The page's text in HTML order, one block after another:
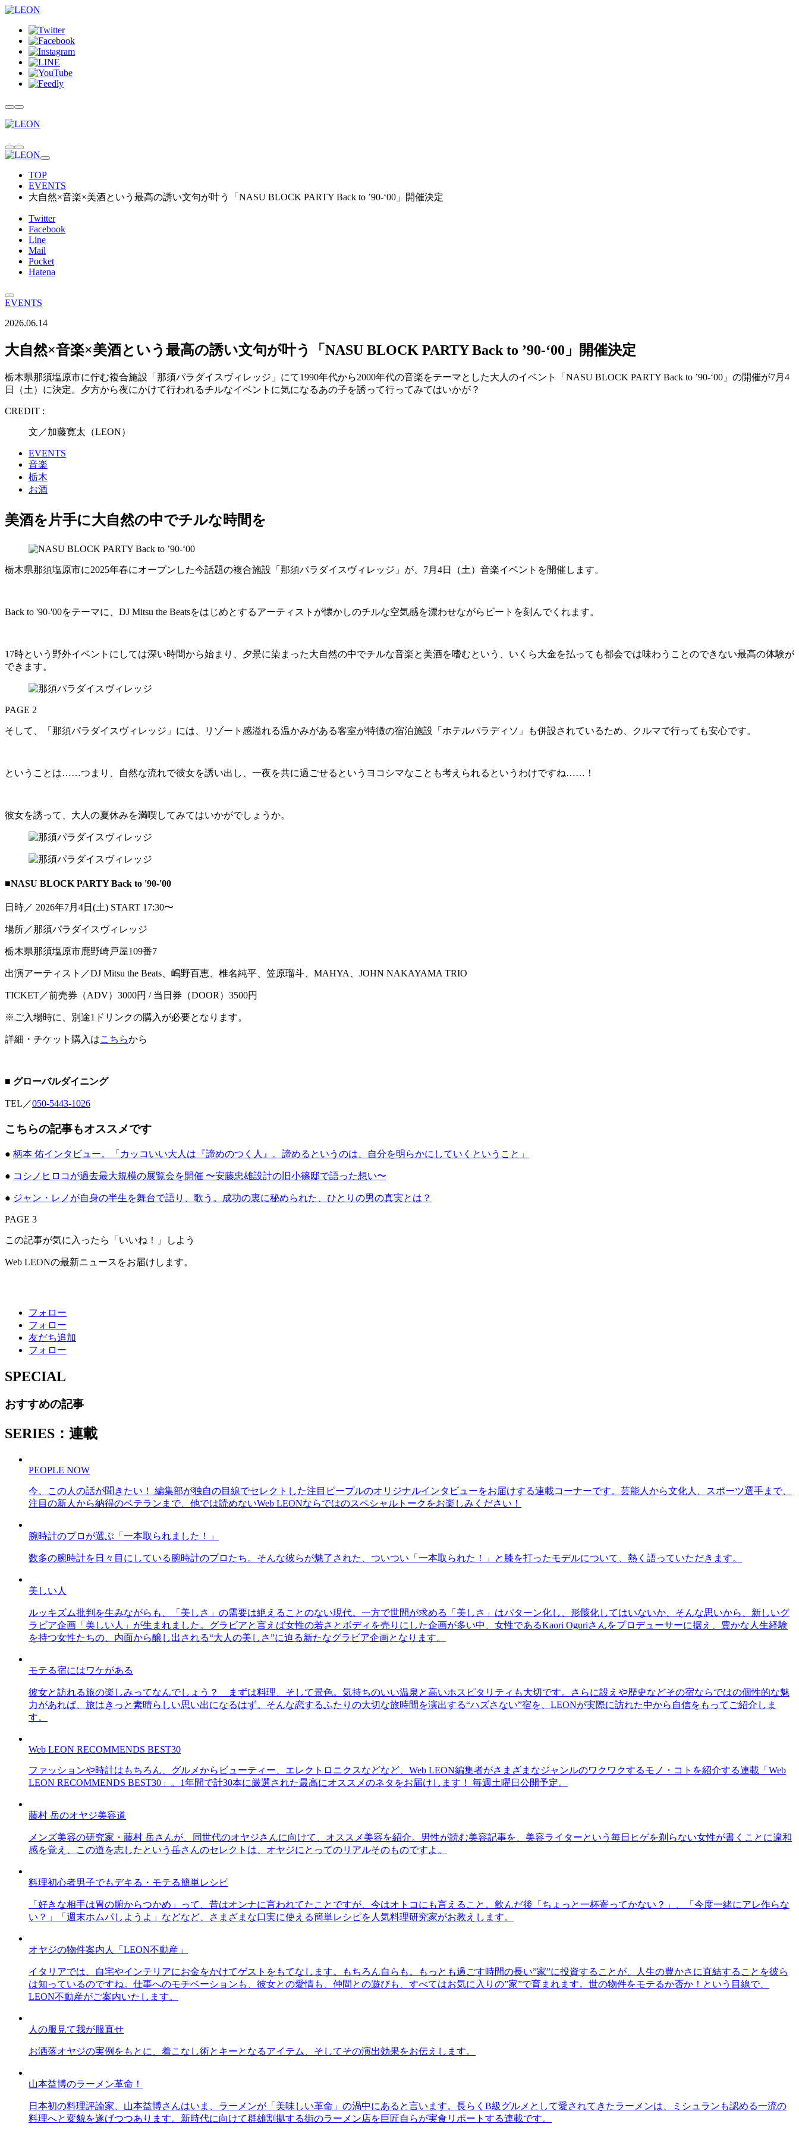
TOP
EVENTS
大自然×音楽×美酒という最高の誘い文句が叶う「NASU BLOCK PARTY Back to ’90-‘00」開催決定
Twitter
Facebook
Line
Mail
Pocket
Hatena
EVENTS
2026.06.14
大自然×音楽×美酒という最高の誘い文句が叶う「NASU BLOCK PARTY Back to ’90-‘00」開催決定
栃木県那須塩原市に佇む複合施設「那須パラダイスヴィレッジ」にて1990年代から2000年代の音楽をテーマとした大人のイベント「NASU BLOCK PARTY Back to ’90-‘00」の開催が7月4
日（土）に決定。夕方から夜にかけて行われるチルなイベントに気になるあの子を誘って行ってみてはいかが？
CREDIT :
文／加藤寛太（LEON）
EVENTS
音楽
栃木
お酒
美酒を片手に大自然の中でチルな時間を
栃木県那須塩原市に2025年春にオープンした今話題の複合施設「那須パラダイスヴィレッジ」が、7月4日（土）音楽イベントを開催します。
Back to '90-'00をテーマに、DJ Mitsu the Beatsをはじめとするアーティストが懐かしのチルな空気感を漂わせながらビートを刻んでくれます。
17時という野外イベントにしては深い時間から始まり、夕景に染まった大自然の中でチルな音楽と美酒を嗜むという、いくら大金を払っても都会では味わうことのできない最高の体験が
できます。
PAGE 2
そして、「那須パラダイスヴィレッジ」には、リゾート感溢れる温かみがある客室が特徴の宿泊施設「ホテルパラディソ」も併設されているため、クルマで行っても安心です。
ということは……つまり、自然な流れで彼女を誘い出し、一夜を共に過ごせるというヨコシマなことも考えられるというわけですね……！
彼女を誘って、大人の夏休みを満喫してみてはいかがでしょうか。
■NASU BLOCK PARTY Back to '90-'00
日時／ 2026年7月4日(土) START 17:30〜
場所／那須パラダイスヴィレッジ
栃木県那須塩原市鹿野崎戸屋109番7
出演アーティスト／DJ Mitsu the Beats、嶋野百恵、椎名純平、笠原瑠斗、MAHYA、JOHN NAKAYAMA TRIO
TICKET／前売券（ADV）3000円 / 当日券（DOOR）3500円
※ご入場時に、別途1ドリンクの購入が必要となります。
詳細・チケット購入はこちらから
■ グローバルダイニング
TEL／050-5443-1026
こちらの記事もオススメです
● 柄本 佑インタビュー。「カッコいい大人は『諦めのつく人』。諦めるというのは、自分を明らかにしていくということ」
● コシノヒロコが過去最大規模の展覧会を開催 〜安藤忠雄設計の旧小篠邸で語った想い〜
● ジャン・レノが自身の半生を舞台で語り、歌う。成功の裏に秘められた、ひとりの男の真実とは？
PAGE 3
この記事が気に入ったら「いいね！」しよう
Web LEONの最新ニュースをお届けします。
フォロー
フォロー
友だち追加
フォロー
SPECIAL
おすすめの記事
SERIES：連載
PEOPLE NOW
今、この人の話が聞きたい！ 編集部が独自の目線でセレクトした注目ピープルのオリジナルインタビューをお届けする連載コーナーです。芸能人から文化人、スポーツ選手まで、
注目の新人から納得のベテランまで、他では読めないWeb LEONならではのスペシャルトークをお楽しみください！
腕時計のプロが選ぶ「一本取られました！」
数多の腕時計を日々目にしている腕時計のプロたち。そんな彼らが魅了された、ついつい「一本取られた！」と膝を打ったモデルについて、熱く語っていただきます。
美しい人
ルッキズム批判を生みながらも、「美しさ」の需要は絶えることのない現代。一方で世間が求める「美しさ」はパターン化し、形骸化してはいないか、そんな思いから、新しいグ
ラビア企画「美しい人」が生まれました。グラビアと言えば女性の若さとボディを売りにした企画が多い中、女性であるKaori Oguriさんをプロデューサーに据え、豊かな人生経験
を持つ女性たちの、内面から醸し出される“大人の美しさ”に迫る新たなグラビア企画となります。
モテる宿にはワケがある
彼女と訪れる旅の楽しみってなんでしょう？ まずは料理、そして景色。気持ちのいい温泉と高いホスピタリティも大切です。さらに設えや歴史などその宿ならではの個性的な魅
力があれば、旅はきっと素晴らしい思い出になるはず。そんな恋するふたりの大切な旅時間を演出する“ハズさない”宿を、LEONが実際に訪れた中から自信をもってご紹介しま
す。
Web LEON RECOMMENDS BEST30
ファッションや時計はもちろん、グルメからビューティー、エレクトロニクスなどなど、Web LEON編集者がさまざまなジャンルのワクワクするモノ・コトを紹介する連載「Web
LEON RECOMMENDS BEST30」。1年間で計30本に厳選された最高にオススメのネタをお届けします！ 毎週土曜日公開予定。
藤村 岳のオヤジ美容道
メンズ美容の研究家・藤村 岳さんが、同世代のオヤジさんに向けて、オススメ美容を紹介。男性が読む美容記事を、美容ライターという毎日ヒゲを剃らない女性が書くことに違和
感を覚え、この道を志したという岳さんのセレクトは、オヤジにとってのリアルそのものですよ。
料理初心者男子でもデキる・モテる簡単レシピ
「好きな相手は胃の腑からつかめ」って、昔はオンナに言われてたことですが、今はオトコにも言えること。飲んだ後「ちょっと一杯寄ってかない？」、「今度一緒にアレ作らな
い？」「週末ホムパしようよ」などなど、さまざまな口実に使える簡単レシピを人気料理研究家がお教えします。
オヤジの物件案内人「LEON不動産」
イタリアでは、自宅やインテリアにお金をかけてゲストをもてなします。もちろん自らも。もっとも過ごす時間の長い”家”に投資することが、人生の豊かさに直結することを彼ら
は知っているのですね。仕事へのモチベーションも、彼女との愛情も、仲間との遊びも、すべてはお気に入りの”家”で育まれます。世の物件をモテるか否か！という目線で、
LEON不動産がご案内いたします。
人の服見て我が服直せ
お洒落オヤジの実例をもとに、着こなし術とキーとなるアイテム、そしてその演出効果をお伝えします。
山本益博のラーメン革命！
日本初の料理評論家、山本益博さんはいま、ラーメンが「美味しい革命」の渦中にあると言います。長らくB級グルメとして愛されてきたラーメンは、ミシュランも認める一流の
料理へと変貌を遂げつつあります。新時代に向けて群雄割拠する街のラーメン店を巨匠自らが実食リポートする連載です。